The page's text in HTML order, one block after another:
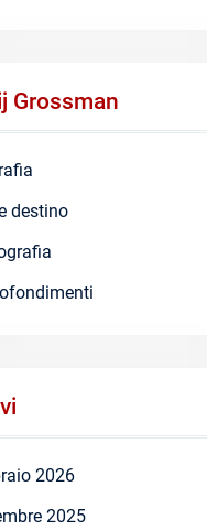
Grossman
destino
2026
2025